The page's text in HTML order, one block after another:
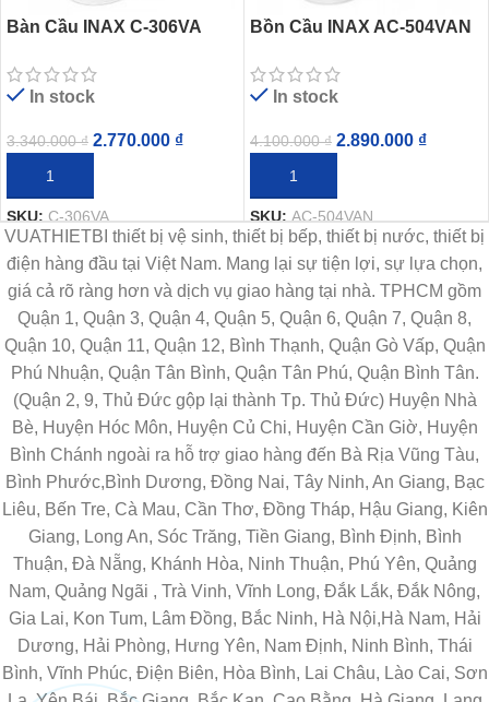
Bàn Cầu INAX C-306VA
Thường
In stock
3.340.000₫ 2.770.000 ₫
THÊM VÀO GIỎ HÀNG
SKU:C-306VA
Bồn Cầu INAX AC-504VAN
Ceramic
In stock
4.100.000₫ 2.890.000 ₫
THÊM VÀO GIỎ HÀNG
SKU:AC-504VAN
VUATHIETBI thiết bị vệ sinh, thiết bị bếp, thiết bị nước, thiết bị
điện hàng đầu tại Việt Nam. Mang lại sự tiện lợi, sự lựa chọn,
giá cả rõ ràng hơn và dịch vụ giao hàng tại nhà. TPHCM gồm
Quận 1, Quận 3, Quận 4, Quận 5, Quận 6, Quận 7, Quận 8,
Quận 10, Quận 11, Quận 12, Bình Thạnh, Quận Gò Vấp, Quận
Phú Nhuận, Quận Tân Bình, Quận Tân Phú, Quận Bình Tân.
(Quận 2, 9, Thủ Đức gộp lại thành Tp. Thủ Đức) Huyện Nhà
Bè, Huyện Hóc Môn, Huyện Củ Chi, Huyện Cần Giờ, Huyện
Bình Chánh ngoài ra hỗ trợ giao hàng đến Bà Rịa Vũng Tàu,
Bình Phước,Bình Dương, Đồng Nai, Tây Ninh, An Giang, Bạc
Liêu, Bến Tre, Cà Mau, Cần Thơ, Đồng Tháp, Hậu Giang, Kiên
Giang, Long An, Sóc Trăng, Tiền Giang, Bình Định, Bình
Thuận, Đà Nẵng, Khánh Hòa, Ninh Thuận, Phú Yên, Quảng
Nam, Quảng Ngãi , Trà Vinh, Vĩnh Long, Đắk Lắk, Đắk Nông,
Gia Lai, Kon Tum, Lâm Đồng, Bắc Ninh, Hà Nội,Hà Nam, Hải
Dương, Hải Phòng, Hưng Yên, Nam Định, Ninh Bình, Thái
Bình, Vĩnh Phúc, Điện Biên, Hòa Bình, Lai Châu, Lào Cai, Sơn